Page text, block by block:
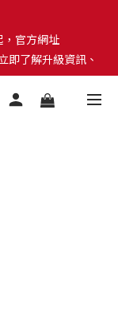
了解升級資訊、
了解升級資訊、
！全館滿 $1,500 享